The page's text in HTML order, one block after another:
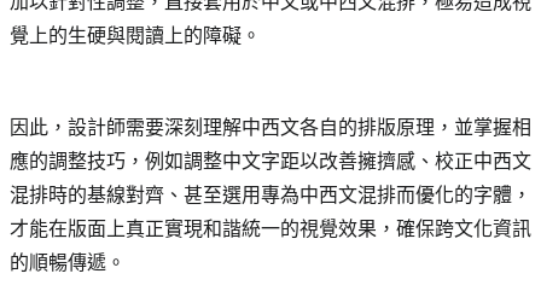
覺上的生硬與閱讀上的障礙。
因此，設計師需要深刻理解中西文各自的排版原理，並掌握相
應的調整技巧，例如調整中文字距以改善擁擠感、校正中西文
混排時的基線對齊、甚至選用專為中西文混排而優化的字體，
才能在版面上真正實現和諧統一的視覺效果，確保跨文化資訊
的順暢傳遞。